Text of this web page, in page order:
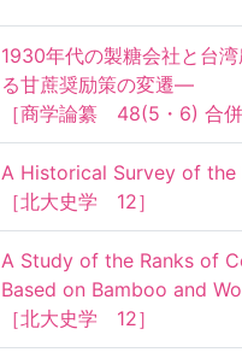
1930年代の製糖会社と台
る甘蔗奨励策の変遷―
［商学論纂　48(5・6) 合併
A Historical Survey of the
［北大史学　12］
A Study of the Ranks of
Based on Bamboo and
［北大史学　12］